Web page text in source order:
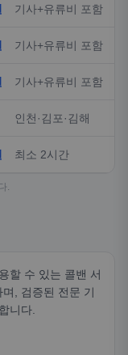
기사+유류비 포함
기사+유류비 포함
기사+유류비 포함
인천·김포·김해
최소 2시간
.
할 수 있는 콜밴 서
, 검증된 전문 기
니다.